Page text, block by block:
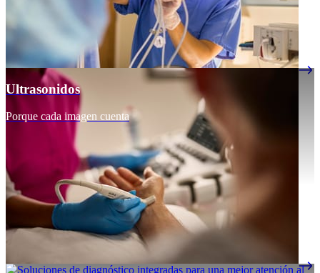
Ultrasonidos
Porque cada imagen cuenta